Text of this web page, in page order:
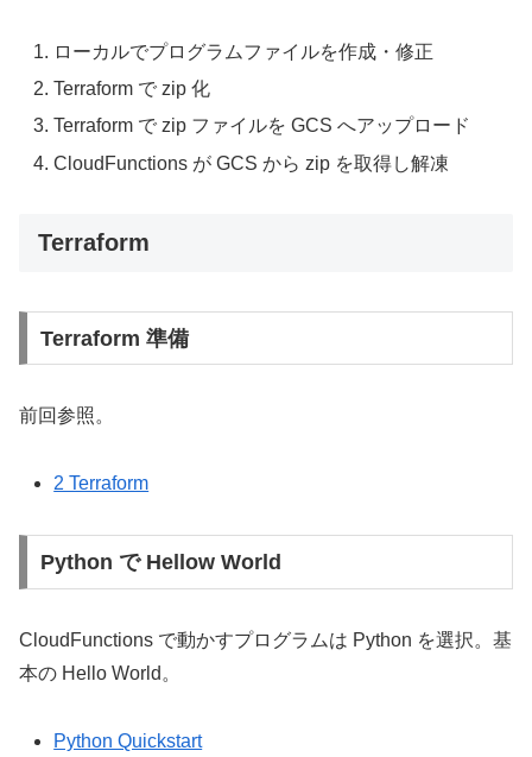
ローカルでプログラムファイルを作成・修正
Terraform で zip 化
Terraform で zip ファイルを GCS へアップロード
CloudFunctions が GCS から zip を取得し解凍
Terraform
Terraform 準備
前回参照。
2 Terraform
Python で Hellow World
CloudFunctions で動かすプログラムは Python を選択。基
本の Hello World。
Python Quickstart